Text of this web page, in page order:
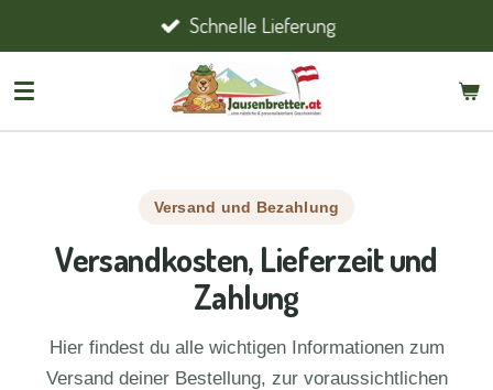
Hauptinhalt
springen
Schnelle Lieferung
Versand und Bezahlung
Versandkosten, Lieferzeit und
Zahlung
Hier findest du alle wichtigen Informationen zum
Versand deiner Bestellung, zur voraussichtlichen